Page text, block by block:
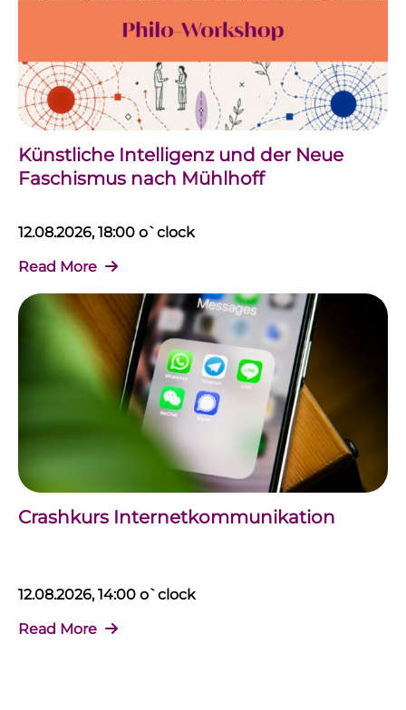
Künstliche Intelligenz und der Neue
Faschismus nach Mühlhoff
12.08.2026, 18:00 o`clock
Read More
Crashkurs Internetkommunikation
12.08.2026, 14:00 o`clock
Read More